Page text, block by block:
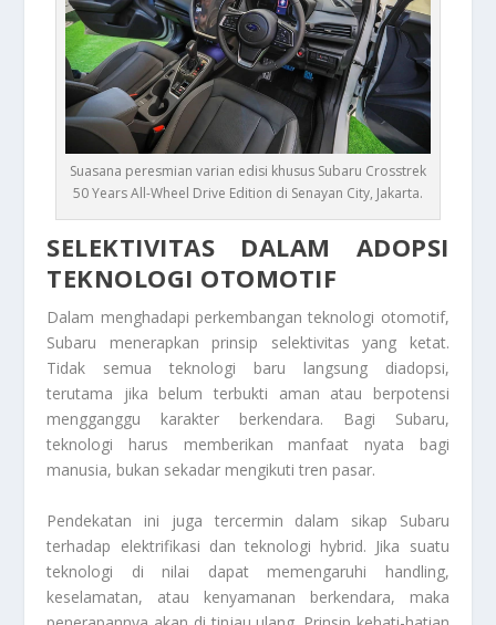
Suasana peresmian varian edisi khusus Subaru Crosstrek
50 Years All-Wheel Drive Edition di Senayan City, Jakarta.
SELEKTIVITAS DALAM ADOPSI
TEKNOLOGI OTOMOTIF
Dalam menghadapi perkembangan teknologi otomotif,
Subaru menerapkan prinsip selektivitas yang ketat.
Tidak semua teknologi baru langsung diadopsi,
terutama jika belum terbukti aman atau berpotensi
mengganggu karakter berkendara. Bagi Subaru,
teknologi harus memberikan manfaat nyata bagi
manusia, bukan sekadar mengikuti tren pasar.
Pendekatan ini juga tercermin dalam sikap Subaru
terhadap elektrifikasi dan teknologi hybrid. Jika suatu
teknologi di nilai dapat memengaruhi handling,
keselamatan, atau kenyamanan berkendara, maka